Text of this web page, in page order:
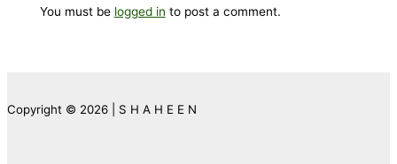
You must be logged in to post a comment.
Copyright © 2026 | S H A H E E N